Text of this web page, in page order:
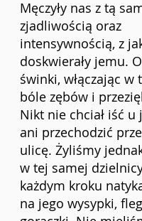
Męczyły nas z tą
zjadliwością oraz
intensywnością, z
doskwierały jemu.
świnki, włączając w
bóle zębów i
Nikt nie chciał iść u
ani przechodzić
ulicę. Żyliśmy
w tej samej
każdym kroku
na jego wysypki,